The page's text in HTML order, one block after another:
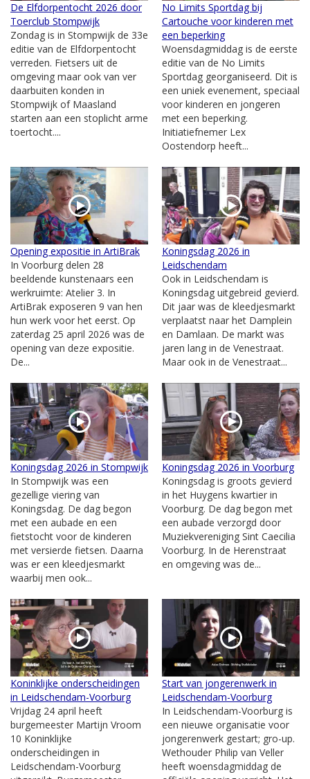
De Elfdorpentocht 2026 door
Toerclub Stompwijk
Zondag is in Stompwijk de 33e
editie van de Elfdorpentocht
verreden. Fietsers uit de
omgeving maar ook van ver
daarbuiten konden in
Stompwijk of Maasland
starten aan een stoplicht arme
toertocht....
No Limits Sportdag bij
Cartouche voor kinderen met
een beperking
Woensdagmiddag is de eerste
editie van de No Limits
Sportdag georganiseerd. Dit is
een uniek evenement, speciaal
voor kinderen en jongeren
met een beperking.
Initiatiefnemer Lex
Oostendorp heeft...
Opening expositie in ArtiBrak
In Voorburg delen 28
beeldende kunstenaars een
werkruimte: Atelier 3. In
ArtiBrak exposeren 9 van hen
hun werk voor het eerst. Op
zaterdag 25 april 2026 was de
opening van deze expositie.
De...
Koningsdag 2026 in
Leidschendam
Ook in Leidschendam is
Koningsdag uitgebreid gevierd.
Dit jaar was de kleedjesmarkt
verplaatst naar het Damplein
en Damlaan. De markt was
jaren lang in de Venestraat.
Maar ook in de Venestraat...
Koningsdag 2026 in Stompwijk
In Stompwijk was een
gezellige viering van
Koningsdag. De dag begon
met een aubade en een
fietstocht voor de kinderen
met versierde fietsen. Daarna
was er een kleedjesmarkt
waarbij men ook...
Koningsdag 2026 in Voorburg
Koningsdag is groots gevierd
in het Huygens kwartier in
Voorburg. De dag begon met
een aubade verzorgd door
Muziekvereniging Sint Caecilia
Voorburg. In de Herenstraat
en omgeving was de...
Koninklijke onderscheidingen
in Leidschendam-Voorburg
Vrijdag 24 april heeft
burgemeester Martijn Vroom
10 Koninklijke
onderscheidingen in
Leidschendam-Voorburg
Start van jongerenwerk in
Leidschendam-Voorburg
In Leidschendam-Voorburg is
een nieuwe organisatie voor
jongerenwerk gestart; gro-up.
Wethouder Philip van Veller
heeft woensdagmiddag de